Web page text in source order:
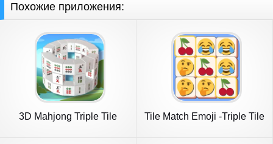
Похожие приложения:
3D Mahjong Triple Tile
Tile Match Emoji -Triple Tile